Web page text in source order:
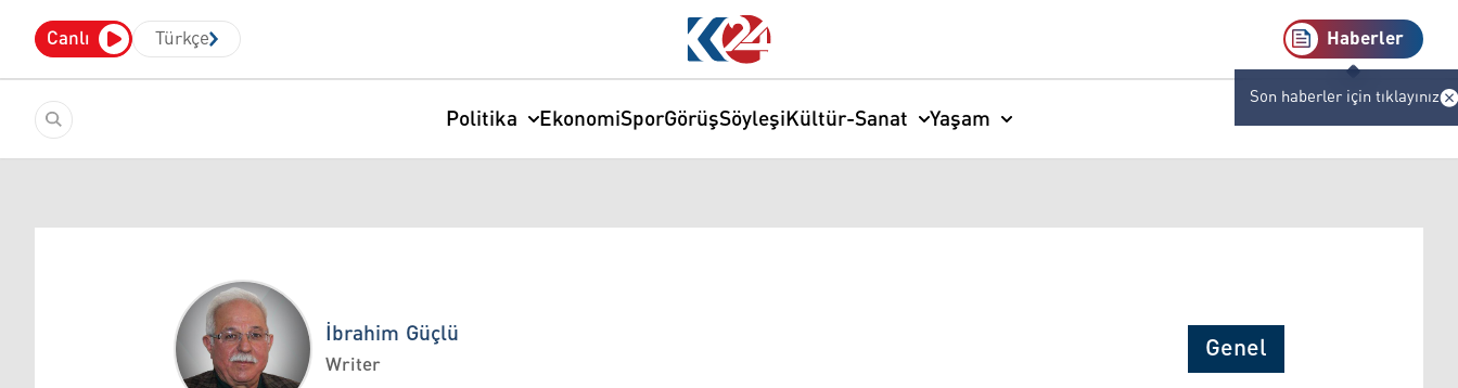
Canlı Türkçe Haberler
Son haberler için tıklayınız
Politika EkonomiSporGörüşSöyleşiKültür-Sanat Yaşam
Genel
İbrahim Güçlü
Writer